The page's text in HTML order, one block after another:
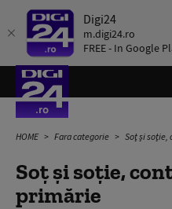
Digi24
m.digi24.ro
FREE - In Google
HOME Fara categorie Soţ şi
Soţ şi soţie,
primărie